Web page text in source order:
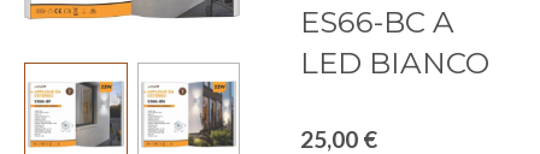
ES66-BC A
LED BIANCO
25,00 €